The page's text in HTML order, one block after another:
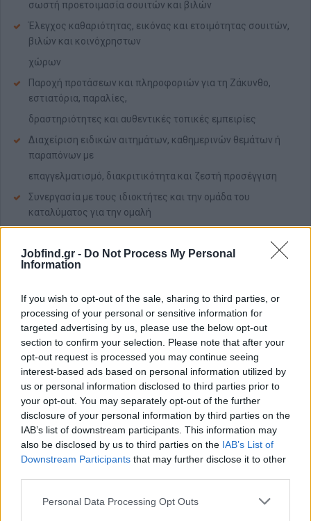
Jobfind.gr - Do Not Process My Personal
Information
If you wish to opt-out of the sale, sharing to third parties, or
processing of your personal or sensitive information for
targeted advertising by us, please use the below opt-out
section to confirm your selection. Please note that after your
opt-out request is processed you may continue seeing
interest-based ads based on personal information utilized by
us or personal information disclosed to third parties prior to
your opt-out. You may separately opt-out of the further
disclosure of your personal information by third parties on the
IAB’s list of downstream participants. This information may
also be disclosed by us to third parties on the IAB’s List of
Downstream Participants that may further disclose it to other
Personal Data Processing Opt Outs
σωστή προετοιμασία σουιτών και βιλών
Έλεγχος καθαριότητας, εικόνας και ετοιμότητας σουιτών,
βιλών και κοινόχρηστων
χώρων
Παροχή προτάσεων και πληροφοριών για τη Ζάκυνθο,
εστιατόρια, παραλίες,
δραστηριότητες και αυθεντικές τοπικές εμπειρίες
Διαχείριση ειδικών αιτημάτων, καθημερινών θεμάτων ή
παραπόνων με
επαγγελματισμό, διακριτικότητα και ζεστή προσέγγιση
Συνεργασία με τους ιδιοκτήτες και την ομάδα του
καταλύματος για την ομαλή
Διασφάλιση υψηλού επιπέδου φιλοξενίας καθ’ όλη τη
διάρκεια της διαμονής των
Απαραίτητα Προσόντα
Προϋπηρεσία σε ξενοδοχείο, boutique κατάλυμα, villa,
reception, reservations ή guest relations (1-2 έτη θα
εκτιμηθεί)
Άριστη επικοινωνία και ευγενική παρουσία
Εξαιρετική γνώση αγγλικών, προφορικά και γραπτά
Οργανωτικότητα και προσοχή στη λεπτομέρεια
Ικανότητα αυτόνομης εργασίας και ανάληψης
πρωτοβουλιών